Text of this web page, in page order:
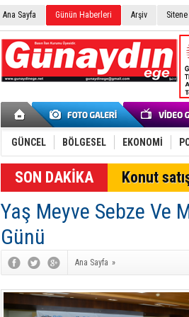
Ana Sayfa Günün Haberleri Arşiv
GÜNCEL BÖLGESEL EKONOMİ
Konut
Yaş Meyve Sebze Ve
Günü
Ana Sayfa »